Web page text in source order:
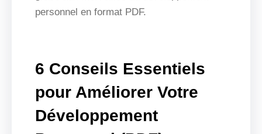
personnel en format PDF.
6 Conseils Essentiels
pour Améliorer Votre
Développement